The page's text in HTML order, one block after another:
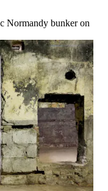
Normandy bunker on